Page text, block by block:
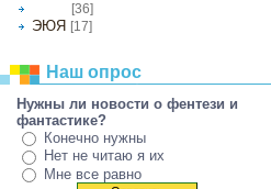
[36]
ЭЮЯ [17]
Наш опрос
Нужны ли новости о фентези и
фантастике?
Конечно нужны
Нет не читаю я их
Мне все равно